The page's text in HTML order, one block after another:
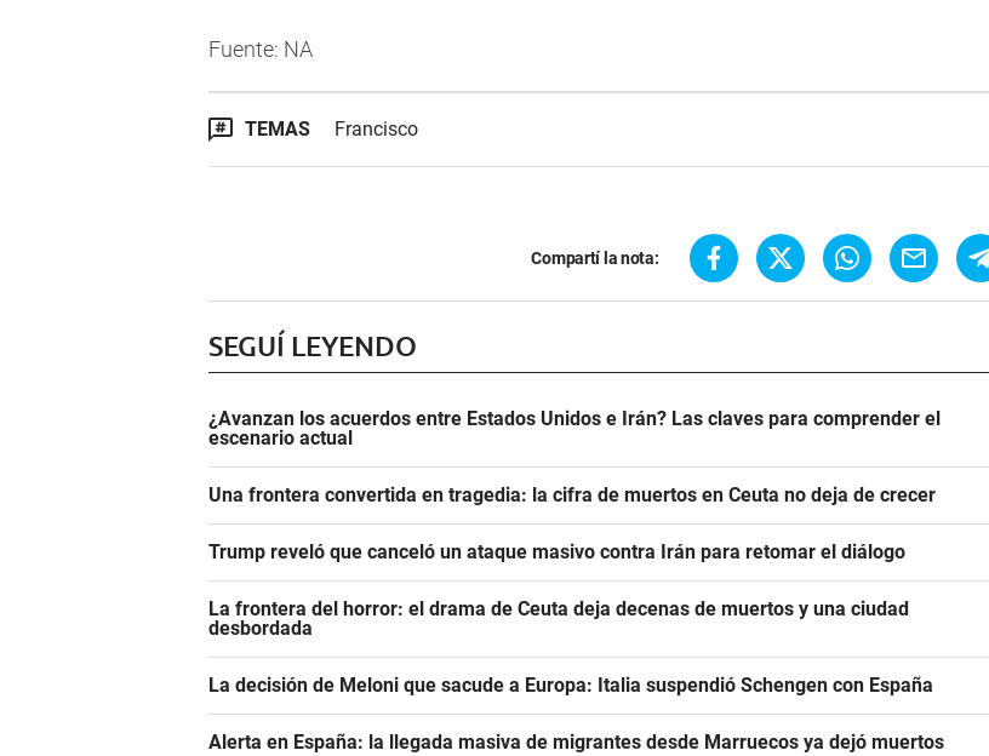
Fuente: NA
TEMAS Francisco
Compartí la nota:
SEGUÍ LEYENDO
¿Avanzan los acuerdos entre Estados Unidos e Irán? Las claves para comprender el
escenario actual
Una frontera convertida en tragedia: la cifra de muertos en Ceuta no deja de crecer
Trump reveló que canceló un ataque masivo contra Irán para retomar el diálogo
La frontera del horror: el drama de Ceuta deja decenas de muertos y una ciudad
desbordada
La decisión de Meloni que sacude a Europa: Italia suspendió Schengen con España
Alerta en España: la llegada masiva de migrantes desde Marruecos ya dejó muertos